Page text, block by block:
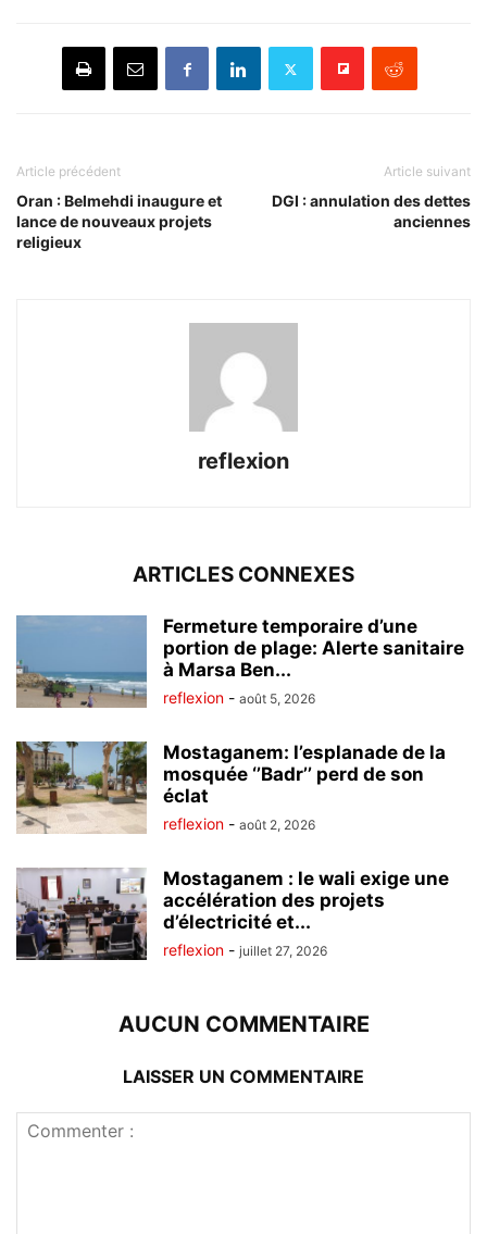
Article précédent
Oran : Belmehdi inaugure et
lance de nouveaux projets
religieux
Article suivant
DGI : annulation des dettes
anciennes
reflexion
ARTICLES CONNEXES
Fermeture temporaire d’une
portion de plage: Alerte sanitaire
à Marsa Ben...
reflexion - août 5, 2026
Mostaganem: l’esplanade de la
mosquée ‘’Badr’’ perd de son
éclat
reflexion - août 2, 2026
Mostaganem : le wali exige une
accélération des projets
d’électricité et...
reflexion - juillet 27, 2026
AUCUN COMMENTAIRE
LAISSER UN COMMENTAIRE